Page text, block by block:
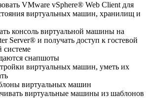
VMware vSphere® Web Client для
виртуальных машин, хранилищ и
консоль виртуальной машины на
Server® и получать доступ к гостевой
системе
снапшоты
виртуальных машин, уметь их
виртуальных машин
виртуальные машины из шаблонов